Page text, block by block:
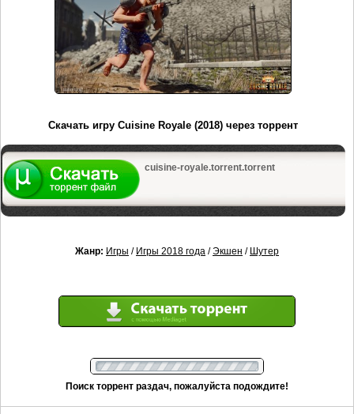
Скачать игру Cuisine Royale (2018) через торрент
cuisine-royale.torrent.torrent
Жанр: Игры / Игры 2018 года /Экшен / Шутер
Поиск торрент раздач, пожалуйста подождите!